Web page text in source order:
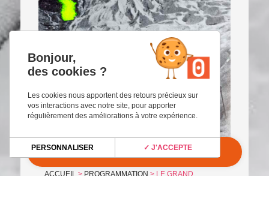
ACCUEIL > PROGRAMMATION > LE GRAND
Bonjour,
des cookies ?
Les cookies nous apportent des retours précieux sur
vos interactions avec notre site, pour apporter
régulièrement des améliorations à votre expérience.
✓ J'ACCEPTE
PERSONNALISER